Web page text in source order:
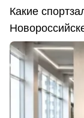
Какие